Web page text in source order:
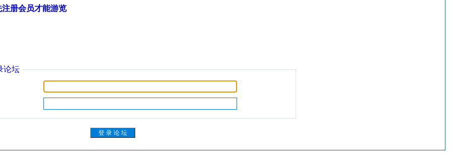
册会员才能游览
论坛